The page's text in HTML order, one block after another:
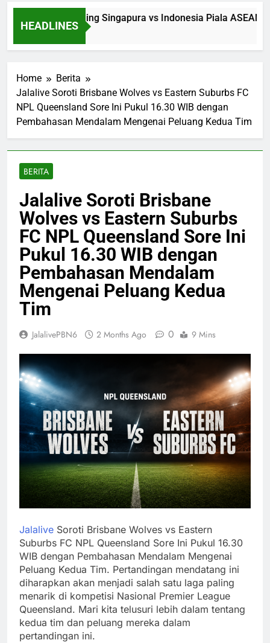
HEADLINES
Jalalive Streaming Singapura vs Indonesia Piala ASEAN
11 Hours Ago
Home
Berita
Jalalive Soroti Brisbane Wolves vs Eastern Suburbs FC
NPL Queensland Sore Ini Pukul 16.30 WIB dengan
Pembahasan Mendalam Mengenai Peluang Kedua Tim
BERITA
Jalalive Soroti Brisbane
Wolves vs Eastern Suburbs
FC NPL Queensland Sore Ini
Pukul 16.30 WIB dengan
Pembahasan Mendalam
Mengenai Peluang Kedua
Tim
JalalivePBN6 2 Months Ago 0 9 Mins
Jalalive Soroti Brisbane Wolves vs Eastern
Suburbs FC NPL Queensland Sore Ini Pukul 16.30
WIB dengan Pembahasan Mendalam Mengenai
Peluang Kedua Tim. Pertandingan mendatang ini
diharapkan akan menjadi salah satu laga paling
menarik di kompetisi Nasional Premier League
Queensland. Mari kita telusuri lebih dalam tentang
kedua tim dan peluang mereka dalam
pertandingan ini.